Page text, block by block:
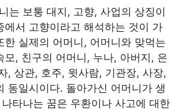
는 보통 대지, 고향, 사업의 상징이
에서 고향이라고 해석하는 것이 가
한 실제의 어머니, 어머니와 맞먹는
모, 친구의 어머니, 누나, 아버지, 은
, 상관, 호주, 윗사람, 기관장, 사장,
동일시이다. 돌아가신 어머니가 생
타나는 꿈은 우환이나 사고에 대한